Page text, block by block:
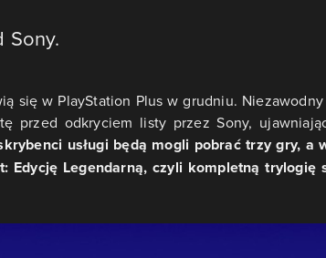
Sony.
się w PlayStation Plus w grudniu.
przed odkryciem listy przez Sony,
usługi będą mogli pobrać trzy gry, a
Edycję Legendarną, czyli kompletną trylogię